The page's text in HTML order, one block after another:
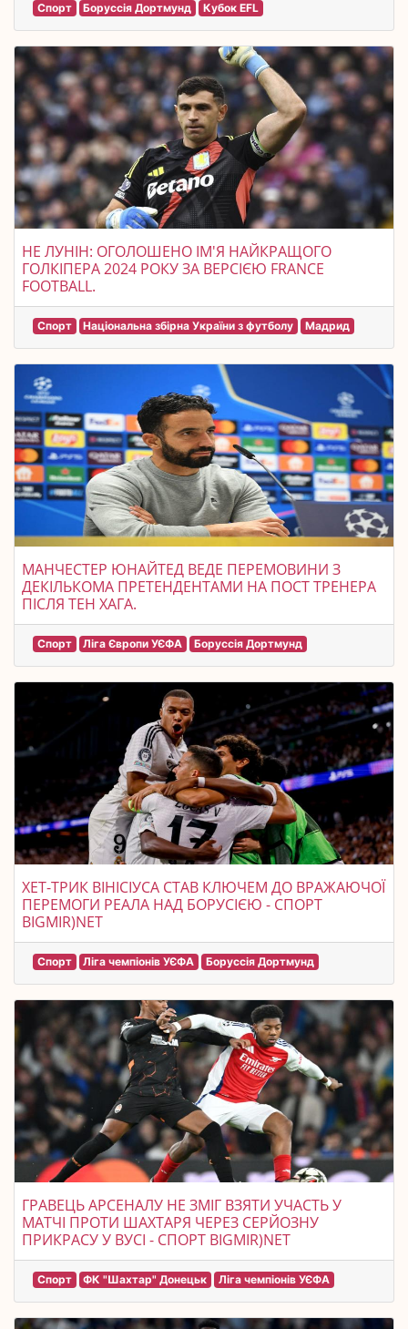
Спорт Боруссія Дортмунд Кубок EFL
НЕ ЛУНІН: ОГОЛОШЕНО ІМ'Я НАЙКРАЩОГО
ГОЛКІПЕРА 2024 РОКУ ЗА ВЕРСІЄЮ FRANCE
FOOTBALL.
Спорт Національна збірна України з футболу Мадрид
МАНЧЕСТЕР ЮНАЙТЕД ВЕДЕ ПЕРЕМОВИНИ З
ДЕКІЛЬКОМА ПРЕТЕНДЕНТАМИ НА ПОСТ ТРЕНЕРА
ПІСЛЯ ТЕН ХАГА.
Спорт Ліга Європи УЄФА Боруссія Дортмунд
ХЕТ-ТРИК ВІНІСІУСА СТАВ КЛЮЧЕМ ДО ВРАЖАЮЧОЇ
ПЕРЕМОГИ РЕАЛА НАД БОРУСІЄЮ - СПОРТ
BIGMIR)NET
Спорт Ліга чемпіонів УЄФА Боруссія Дортмунд
ГРАВЕЦЬ АРСЕНАЛУ НЕ ЗМІГ ВЗЯТИ УЧАСТЬ У
МАТЧІ ПРОТИ ШАХТАРЯ ЧЕРЕЗ СЕРЙОЗНУ
ПРИКРАСУ У ВУСІ - СПОРТ BIGMIR)NET
Спорт ФК "Шахтар" Донецьк Ліга чемпіонів УЄФА